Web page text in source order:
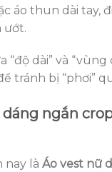
áo thun dài tay,
ướt.
dài” và
tránh bị “phơi”
ngắn
nay là Áo vest nữ